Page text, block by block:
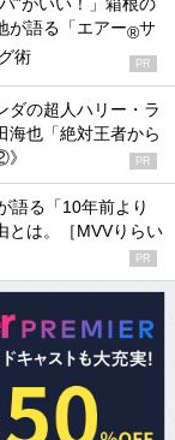
”がいい！」箱根の
が語る「エアー®サ
術 PR
ダの超人ハリー・ラ
海也「絶対王者から
PR
語る「10年前より
とは。［MVVりらい
PR